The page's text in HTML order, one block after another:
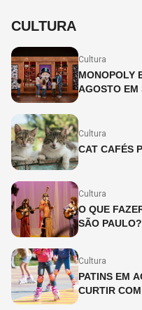
CULTURA
Cultura
MONOPOLY
AGOSTO EM
Cultura
CAT CAFÉS
Cultura
O QUE
SÃO
Cultura
PATINS EM
CURTIR